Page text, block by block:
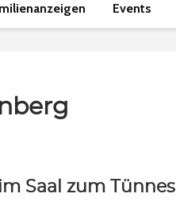
Events
Saal zum Tünnes